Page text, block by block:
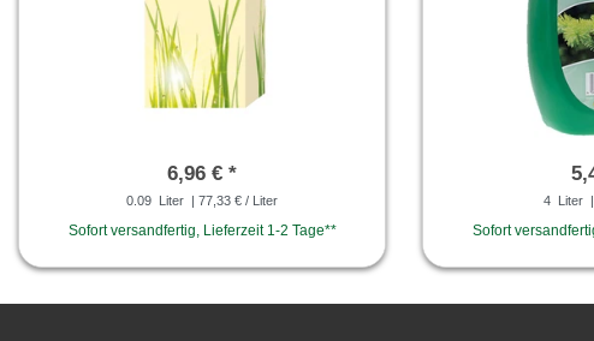
6,96 € *
0.09 Liter | 77,33 € / Liter
Sofort versandfertig, Lieferzeit 1-2 Tage**
4 Liter
Sofort